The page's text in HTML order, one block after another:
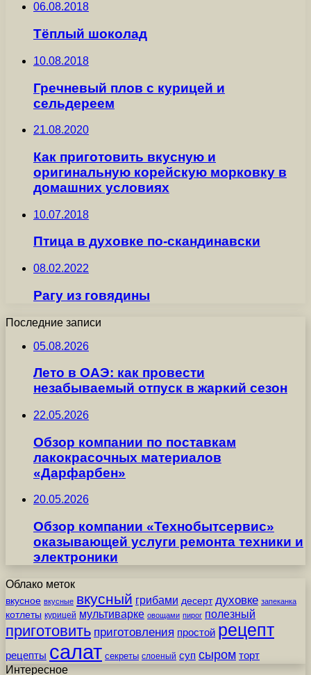
06.08.2018
Тёплый шоколад
10.08.2018
Гречневый плов с курицей и
сельдереем
21.08.2020
Как приготовить вкусную и
оригинальную корейскую морковку в
домашних условиях
10.07.2018
Птица в духовке по-скандинавски
08.02.2022
Рагу из говядины
Последние записи
05.08.2026
Лето в ОАЭ: как провести
незабываемый отпуск в жаркий сезон
22.05.2026
Обзор компании по поставкам
лакокрасочных материалов
«Дарфарбен»
20.05.2026
Обзор компании «Технобытсервис»
оказывающей услуги ремонта техники и
электроники
Облако меток
вкусное вкусные вкусный грибами десерт духовке запеканка
котлеты курицей мультиварке овощами пирог полезный
приготовить приготовления простой рецепт
рецепты салат секреты слоеный суп сыром торт
Интересное